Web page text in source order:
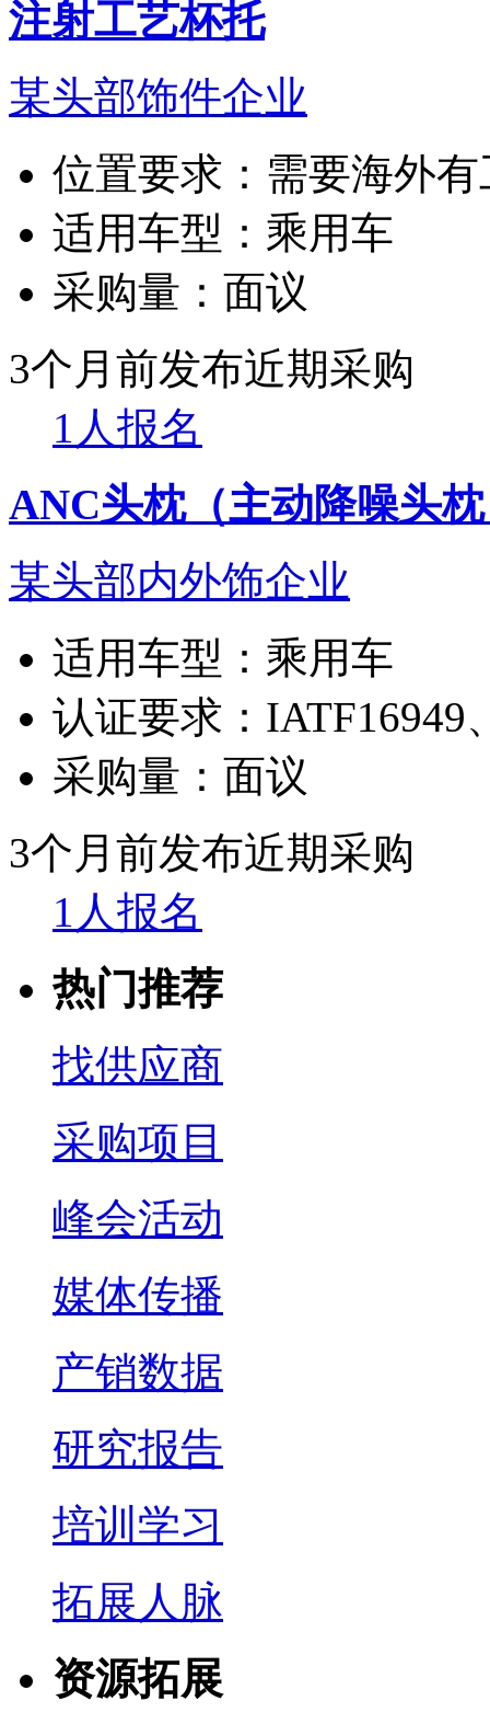
注射工艺杯托
某头部饰件企业
位置要求： 需要海外
适用车型： 乘用车
采购量： 面议
3个月前发布近期采购
1人报名
ANC头枕（主动降噪头
某头部内外饰企业
适用车型： 乘用车
认证要求： IATF16949
采购量： 面议
3个月前发布近期采购
1人报名
热门推荐
找供应商
采购项目
峰会活动
媒体传播
产销数据
研究报告
培训学习
拓展人脉
资源拓展